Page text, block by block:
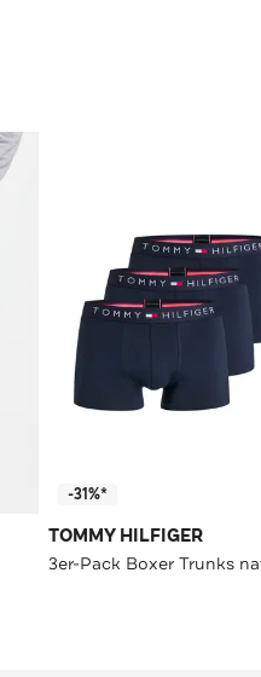
-31%*
TOMMY HILFIGER
3er-Pack Boxer Trunks